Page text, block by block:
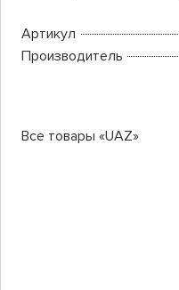
Артикул
Производитель
Все товары «UAZ»